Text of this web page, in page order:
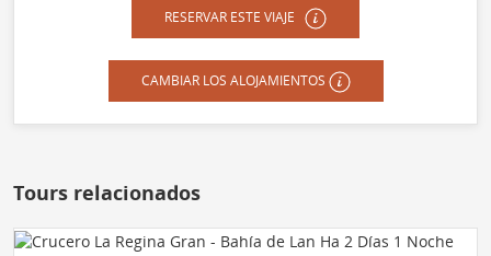
RESERVAR ESTE VIAJE
CAMBIAR LOS ALOJAMIENTOS
Tours relacionados